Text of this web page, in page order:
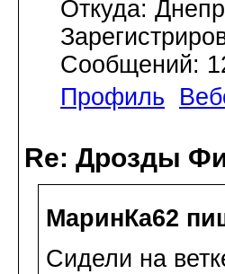
Откуда:
Сообщений:
Профиль
Re: Дрозды
МаринКа62
Сидели на